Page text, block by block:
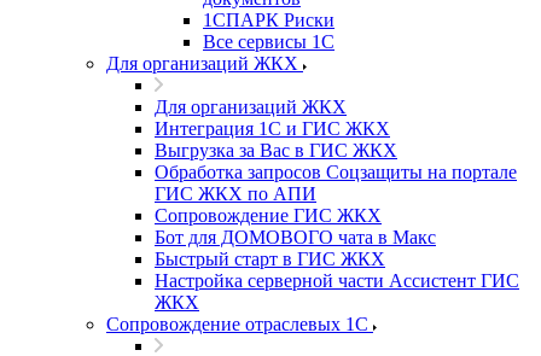
1СПАРК Риски
Все сервисы 1С
Для организаций ЖКХ
Для организаций ЖКХ
Интеграция 1С и ГИС ЖКХ
Выгрузка за Вас в ГИС ЖКХ
Обработка запросов Соцзащиты на портале
ГИС ЖКХ по АПИ
Сопровождение ГИС ЖКХ
Бот для ДОМОВОГО чата в Макс
Быстрый старт в ГИС ЖКХ
Настройка серверной части Ассистент ГИС
ЖКХ
Сопровождение отраслевых 1С